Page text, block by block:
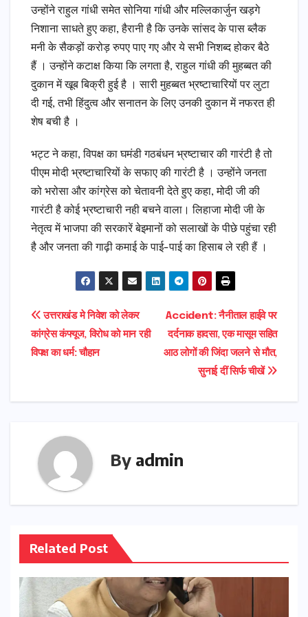
उन्होंने राहुल गांधी समेत सोनिया गांधी और मल्लिकार्जुन खड़गे
निशाना साधते हुए कहा, हैरानी है कि उनके सांसद के पास ब्लैक
मनी के सैकड़ों करोड़ रुपए पाए गए और ये सभी निशब्द होकर बैठे
हैं । उन्होंने कटाक्ष किया कि लगता है, राहुल गांधी की मुहब्बत की
दुकान में खूब बिक्री हुई है । सारी मुहब्बत भ्रष्टाचारियों पर लुटा
दी गई, तभी हिंदुत्व और सनातन के लिए उनकी दुकान में नफरत ही
शेष बची है ।
भट्ट ने कहा, विपक्ष का घमंडी गठबंधन भ्रष्टाचार की गारंटी है तो
पीएम मोदी भ्रष्टाचारियों के सफाए की गारंटी है । उन्होंने जनता
को भरोसा और कांग्रेस को चेतावनी देते हुए कहा, मोदी जी की
गारंटी है कोई भ्रष्टाचारी नही बचने वाला। लिहाजा मोदी जी के
नेतृत्व में भाजपा की सरकारें बेइमानों को सलाखों के पीछे पहुंचा रही
है और जनता की गाढ़ी कमाई के पाई-पाई का हिसाब ले रही हैं ।
Post
navigation
Accident: नैनीताल हाईवे पर
दर्दनाक हादसा, एक मासूम सहित
आठ लोगों की जिंदा जलने से मौत,
सुनाई दीं सिर्फ चीखें
उत्तराखंड मे निवेश को लेकर
कांग्रेस कंफ्यूज, विरोध को मान रही
विपक्ष का धर्म: चौहान
By admin
Related Post